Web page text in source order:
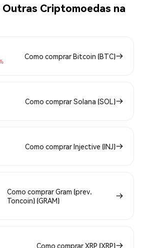
Outras Criptomoedas na
Como comprar Bitcoin (BTC)
Como comprar Solana (SOL)
Como comprar Injective (INJ)
Como comprar Gram (prev.
Toncoin) (GRAM)
Como comprar XRP (XRP)